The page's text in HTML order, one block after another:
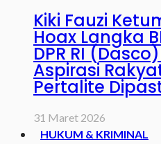
Kiki Fauzi
Hoax Langka
DPR RI
Aspirasi
Pertalite
31 Maret 2026
HUKUM & KRIMINAL